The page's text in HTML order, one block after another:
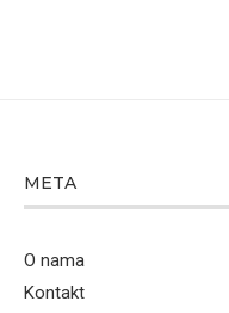
META
O nama
Kontakt